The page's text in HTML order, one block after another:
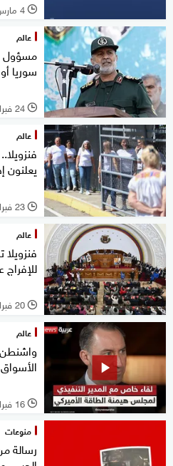
l 4 مارس 2026
عالم
مسؤول
سوريا
l 24 فبراير 2026
عالم
يعلنون
l 23 فبراير 2026
عالم
l 20 فبراير 2026
عالم
واشنطن
الأسواق
l 16 فبراير 2026
منوعات
رسالة